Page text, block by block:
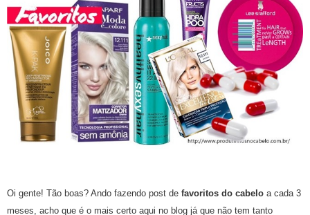
Oi gente! Tão boas? Ando fazendo post de favoritos do cabelo a cada 3
meses, acho que é o mais certo aqui no blog já que não tem tanto